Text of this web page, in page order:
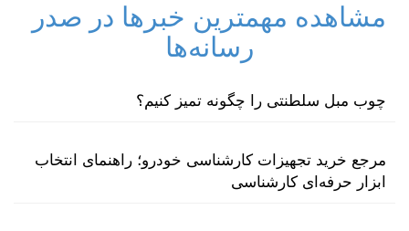
مشاهده مهمترین خبرها در صدر
رسانه‌ها
چوب مبل سلطنتی را چگونه تمیز کنیم؟
مرجع خرید تجهیزات کارشناسی خودرو؛ راهنمای انتخاب
ابزار حرفه‌ای کارشناسی